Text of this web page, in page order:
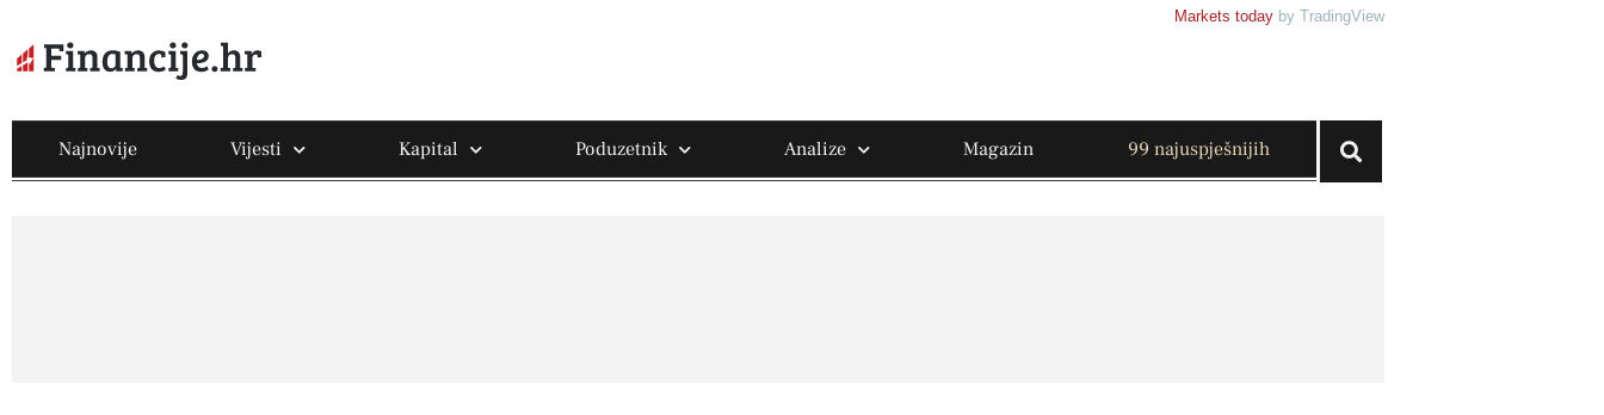
Markets today by TradingView
Najnovije Vijesti Kapital Poduzetnik Analize Magazin 99 najuspješnijih